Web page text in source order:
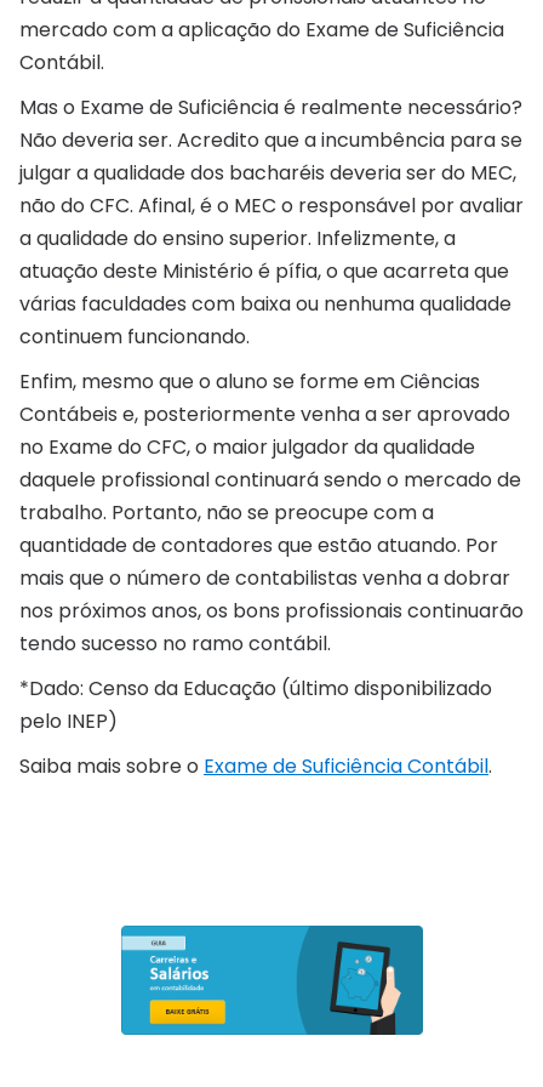
mercado com a aplicação do Exame de Suficiência
Contábil.
Mas o Exame de Suficiência é realmente necessário?
Não deveria ser. Acredito que a incumbência para se
julgar a qualidade dos bacharéis deveria ser do MEC,
não do CFC. Afinal, é o MEC o responsável por avaliar
a qualidade do ensino superior. Infelizmente, a
atuação deste Ministério é pífia, o que acarreta que
várias faculdades com baixa ou nenhuma qualidade
continuem funcionando.
Enfim, mesmo que o aluno se forme em Ciências
Contábeis e, posteriormente venha a ser aprovado
no Exame do CFC, o maior julgador da qualidade
daquele profissional continuará sendo o mercado de
trabalho. Portanto, não se preocupe com a
quantidade de contadores que estão atuando. Por
mais que o número de contabilistas venha a dobrar
nos próximos anos, os bons profissionais continuarão
tendo sucesso no ramo contábil.
*Dado: Censo da Educação (último disponibilizado
pelo INEP)
Saiba mais sobre o Exame de Suficiência Contábil.